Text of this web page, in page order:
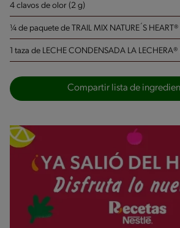
4 clavos de olor (2 g)
¼ de paquete de TRAIL MIX NATURE´S
1 taza de LECHE CONDENSADA LA
Compartir lista de